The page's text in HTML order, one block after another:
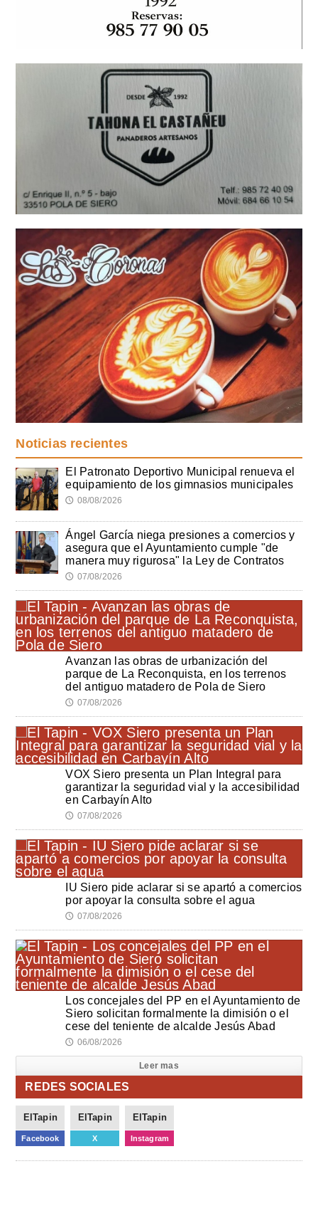
Noticias recientes
El Patronato Deportivo Municipal renueva el
equipamiento de los gimnasios municipales
🕔 08/08/2026
Ángel García niega presiones a comercios y
asegura que el Ayuntamiento cumple "de
manera muy rigurosa" la Ley de Contratos
🕔 07/08/2026
Avanzan las obras de urbanización del
parque de La Reconquista, en los terrenos
del antiguo matadero de Pola de Siero
🕔 07/08/2026
VOX Siero presenta un Plan Integral para
garantizar la seguridad vial y la accesibilidad
en Carbayín Alto
🕔 07/08/2026
IU Siero pide aclarar si se apartó a comercios
por apoyar la consulta sobre el agua
🕔 07/08/2026
Los concejales del PP en el Ayuntamiento de
Siero solicitan formalmente la dimisión o el
cese del teniente de alcalde Jesús Abad
🕔 06/08/2026
Leer mas
REDES SOCIALES
ElTapin
Facebook
ElTapin
X
ElTapin
Instagram